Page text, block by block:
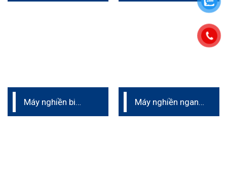
Máy nghiền bi
Máy nghiền ngang